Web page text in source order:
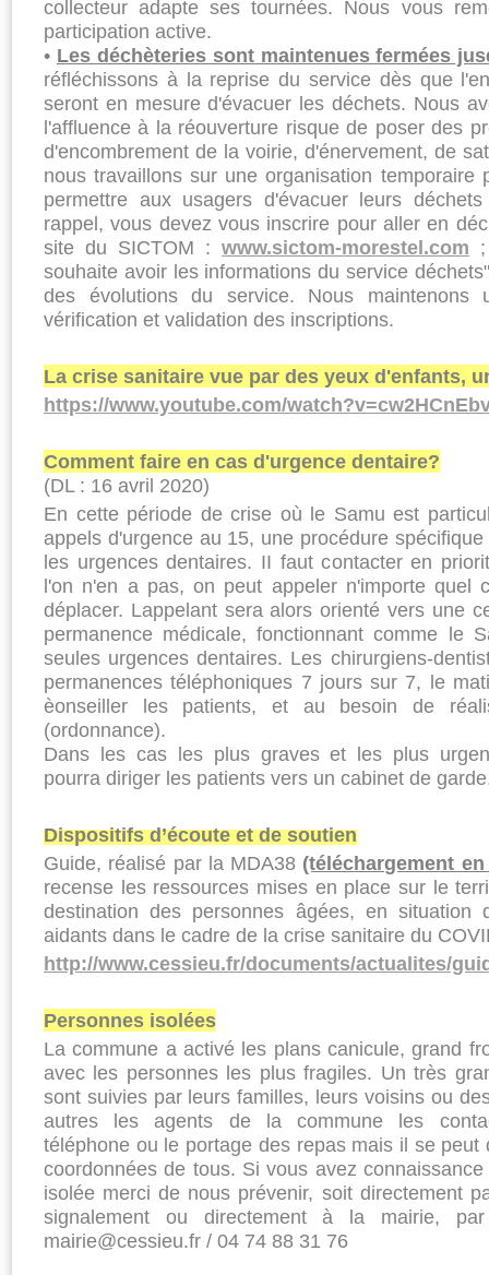
collecteur adapte ses tournées. Nous vous
participation active.
• Les déchèteries sont maintenues fermées
réfléchissons à la reprise du service dès que
seront en mesure d'évacuer les déchets. Nous
l'affluence à la réouverture risque de poser des
d'encombrement de la voirie, d'énervement, de
nous travaillons sur une organisation temporaire
permettre aux usagers d'évacuer leurs
rappel, vous devez vous inscrire pour aller en
site du SICTOM : www.sictom-morestel.com
souhaite avoir les informations du service
des évolutions du service. Nous maintenons
vérification et validation des inscriptions.
La crise sanitaire vue par des yeux d'enfants,
https://www.youtube.com/
Comment faire en cas d'urgence dentaire?
(DL : 16 avril 2020)
En cette période de crise où le Samu est
appels d'urgence au 15, une procédure
les urgences dentaires. II faut contacter en
l'on n'en a pas, on peut appeler n'importe quel
déplacer. Lappelant sera alors orienté vers une
permanence médicale, fonctionnant comme le
seules urgences dentaires. Les chirurgiens-
permanences téléphoni­ques 7 jours sur 7, le
èonseiller les patients, et au besoin de
(ordonnance).
Dans les cas les plus graves et les plus
pourra diriger les patients vers un cabinet de
Dispositifs d’écoute et de soutien
Guide, réalisé par la MDA38 (téléchargement
recense les ressources mises en place sur le
destination des personnes âgées, en
aidants dans le cadre de la crise sanitaire du
http://www.cessieu.fr/documents/actualites/
Personnes isolées
La commune a activé les plans canicule, grand
avec les personnes les plus fragiles. Un très
sont suivies par leurs familles, leurs voisins ou
autres les agents de la commune les
téléphone ou le portage des repas mais il se peut
coordonnées de tous. Si vous avez
isolée merci de nous prévenir, soit directement
signalement ou directement à la mairie,
mairie@cessieu.fr / 04 74 88 31 76